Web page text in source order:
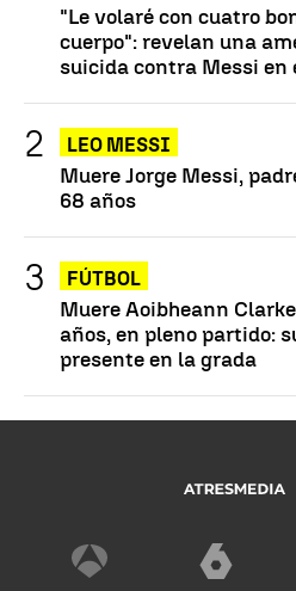
"Le volaré con cuatro
cuerpo": revelan una
suicida contra Messi en
LEO MESSI
Muere Jorge Messi,
68 años
FÚTBOL
Muere Aoibheann
años, en pleno partido:
presente en la grada